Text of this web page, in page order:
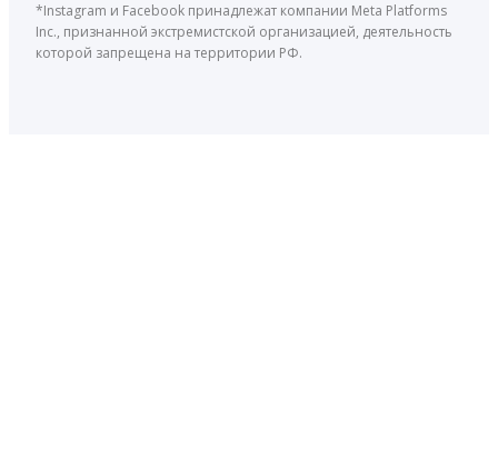
*Instagram и Facebook принадлежат компании Meta Platforms
Inc., признанной экстремистской организацией, деятельность
которой запрещена на территории РФ.